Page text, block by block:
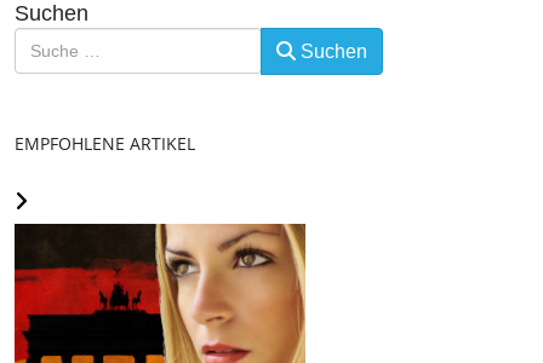
Suchen
Suchen
EMPFOHLENE ARTIKEL